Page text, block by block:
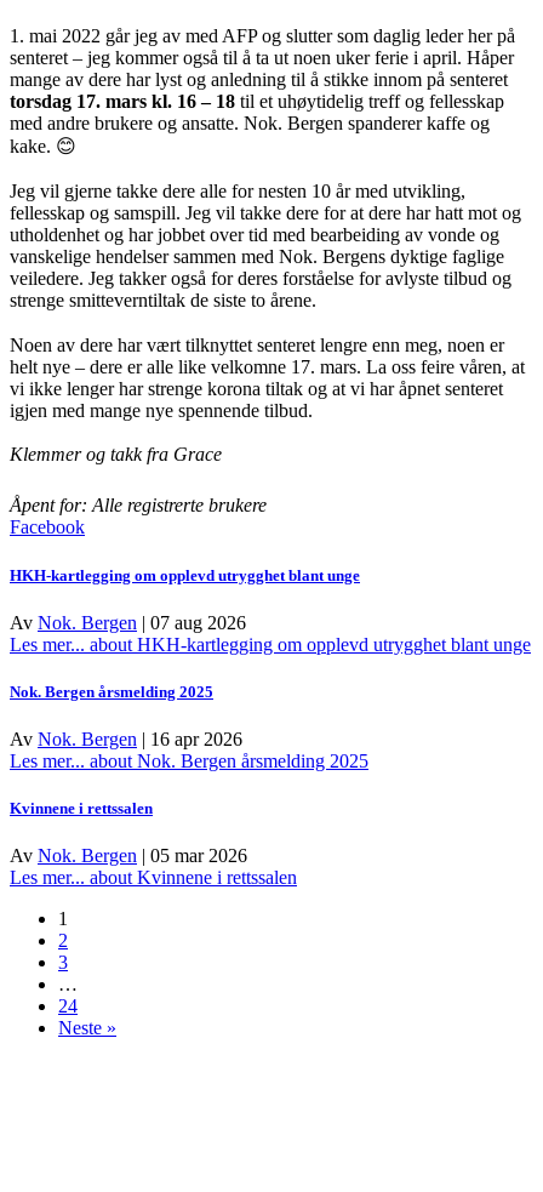
1. mai 2022 går jeg av med AFP og slutter som daglig leder her på
senteret – jeg kommer også til å ta ut noen uker ferie i april. Håper
mange av dere har lyst og anledning til å stikke innom på senteret
torsdag 17. mars kl. 16 – 18 til et uhøytidelig treff og fellesskap
med andre brukere og ansatte. Nok. Bergen spanderer kaffe og
kake. 😊
Jeg vil gjerne takke dere alle for nesten 10 år med utvikling,
fellesskap og samspill. Jeg vil takke dere for at dere har hatt mot og
utholdenhet og har jobbet over tid med bearbeiding av vonde og
vanskelige hendelser sammen med Nok. Bergens dyktige faglige
veiledere. Jeg takker også for deres forståelse for avlyste tilbud og
strenge smitteverntiltak de siste to årene.
Noen av dere har vært tilknyttet senteret lengre enn meg, noen er
helt nye – dere er alle like velkomne 17. mars. La oss feire våren, at
vi ikke lenger har strenge korona tiltak og at vi har åpnet senteret
igjen med mange nye spennende tilbud.
Klemmer og takk fra Grace
Åpent for: Alle registrerte brukere
Facebook
HKH-kartlegging om opplevd utrygghet blant unge
Av Nok. Bergen | 07 aug 2026
Les mer... about HKH-kartlegging om opplevd utrygghet blant unge
Nok. Bergen årsmelding 2025
Av Nok. Bergen | 16 apr 2026
Les mer... about Nok. Bergen årsmelding 2025
Kvinnene i rettssalen
Av Nok. Bergen | 05 mar 2026
Les mer... about Kvinnene i rettssalen
1
2
3
…
24
Neste »